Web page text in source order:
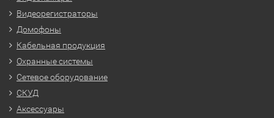
Видеорегистраторы
Домофоны
Кабельная продукция
Охранные системы
Сетевое оборудование
СКУД
Аксессуары